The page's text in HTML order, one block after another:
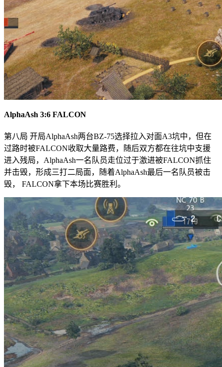
AlphaAsh 3:6 FALCON
第八局 开局AlphaAsh两台BZ-75选择拉入对面A3坑中，但在
过路时被FALCON收取大量路费，随后双方都在往坑中支援
进入残局，AlphaAsh一名队员走位过于激进被FALCON抓住
并击毁，形成三打二局面，随着AlphaAsh最后一名队员被击
毁， FALCON拿下本场比赛胜利。